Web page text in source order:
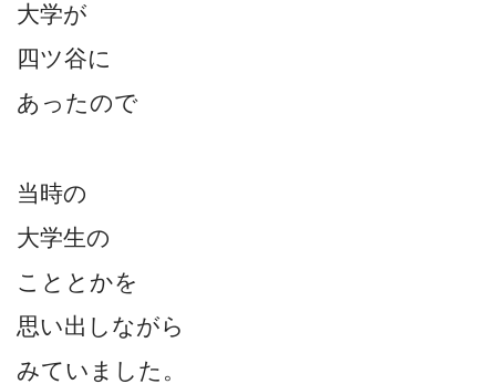
大学が
四ツ谷に
あったので
当時の
大学生の
こととかを
思い出しながら
みていました。